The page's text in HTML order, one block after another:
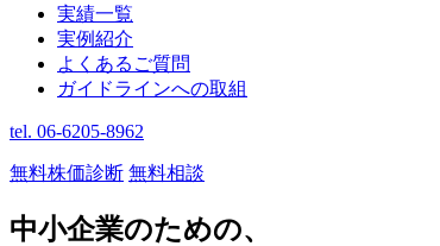
実績一覧
実例紹介
よくあるご質問
ガイドラインへの取組
tel. 06-6205-8962
無料株価診断 無料相談
中小企業のための、